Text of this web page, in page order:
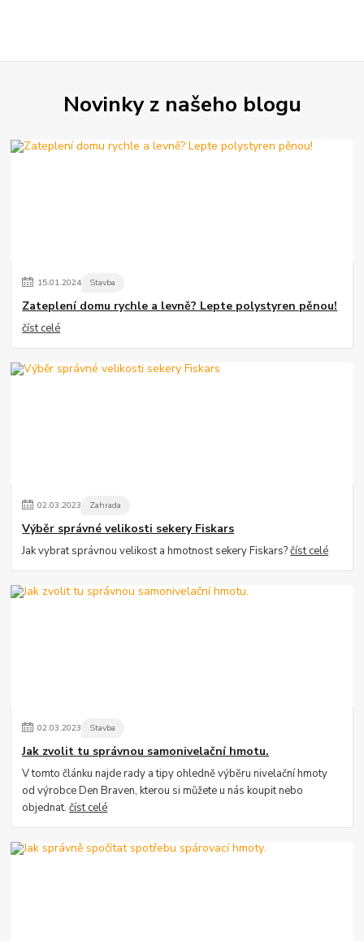
Novinky z našeho blogu
15.01.2024 Stavba
Zateplení domu rychle a levně? Lepte polystyren pěnou!
číst celé
02.03.2023 Zahrada
Výběr správné velikosti sekery Fiskars
Jak vybrat správnou velikost a hmotnost sekery Fiskars?číst celé
02.03.2023 Stavba
Jak zvolit tu správnou samonivelační hmotu.
V tomto článku najde rady a tipy ohledně výběru nivelační hmoty
od výrobce Den Braven, kterou si můžete u nás koupit nebo
objednat.číst celé